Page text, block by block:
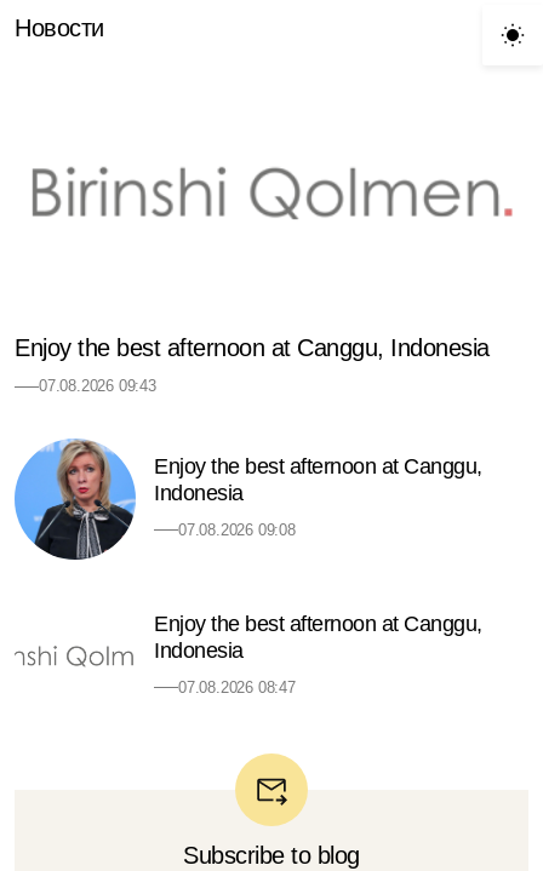
Новости
Enjoy the best afternoon at Canggu, Indonesia
07.08.2026 09:43
Enjoy the best afternoon at Canggu,
Indonesia
07.08.2026 09:08
Enjoy the best afternoon at Canggu,
Indonesia
07.08.2026 08:47
Subscribe to blog